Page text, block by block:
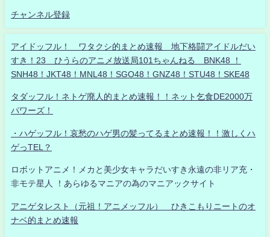
チャンネル登録
アイドッフル！ ワタクシ的まとめ速報 地下格闘アイドルだい
すき！23 ひうらのアニメ放送局101ちゃんねる BNK48 ！
SNH48！JKT48！MNL48！SGO48！GNZ48！STU48！SKE48
タダッフル！ネトゲ廃人的まとめ速報！！ネット乞食DE2000万
パワーズ！
・ハゲッフル！哀愁のハゲ男の髪ってるまとめ速報！！激しくハ
ゲっTEL？
ロボットアニメ！メカと美少女キャラだいすき永遠の非リア充・
非モテ星人 ！あらゆるマニアの為のマニアックサイト
アニゲタレスト（元祖！アニメッフル） ひきこもりニートのオ
ナベ的まとめ速報